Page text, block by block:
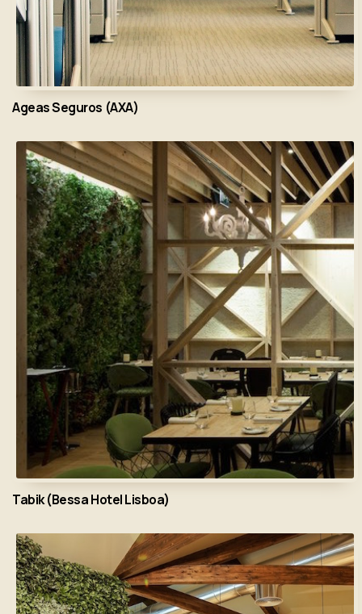
Ageas Seguros (AXA)
Tabik (Bessa Hotel Lisboa)